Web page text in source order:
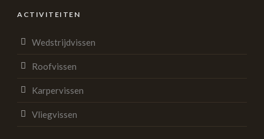
ACTIVITEITEN
Wedstrijdvissen
Roofvissen
Karpervissen
Vliegvissen